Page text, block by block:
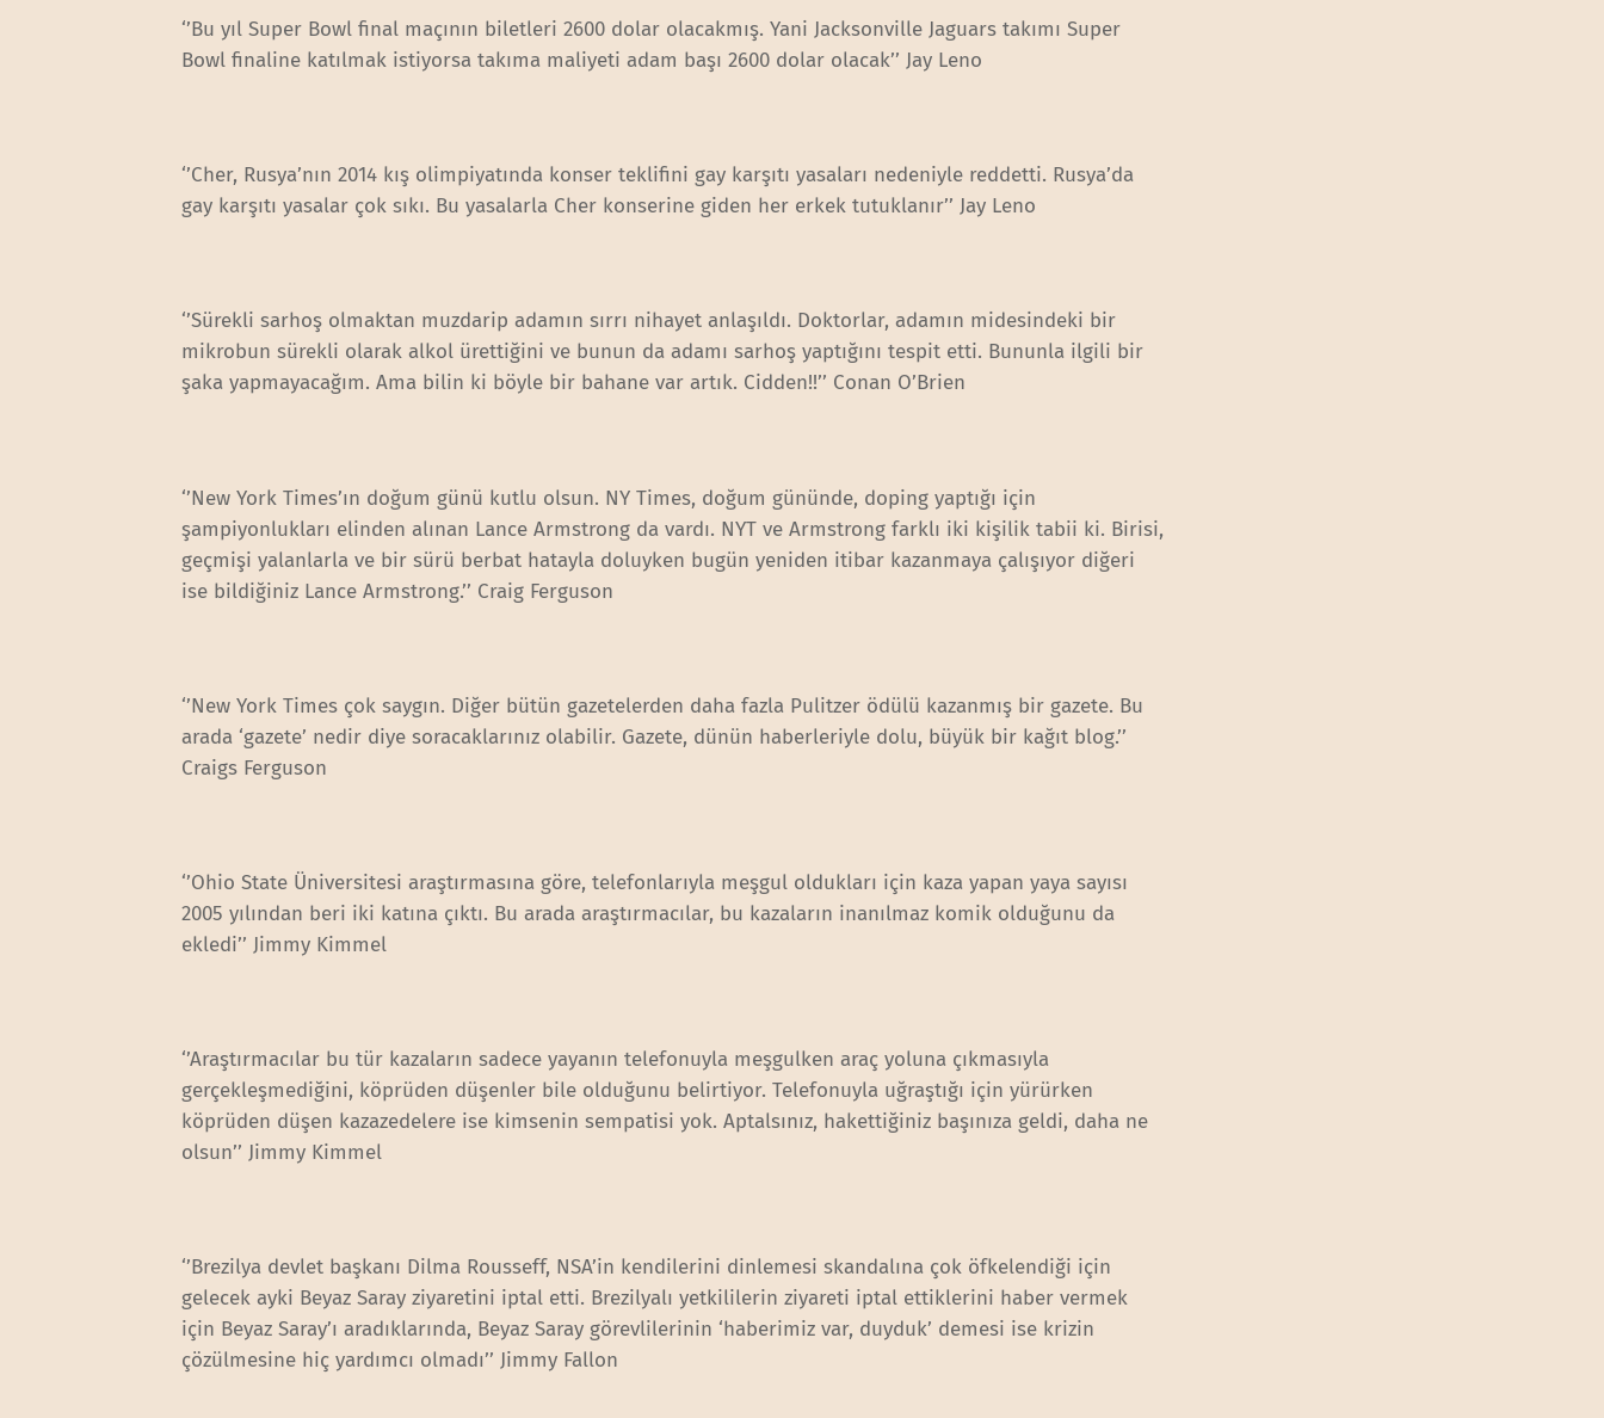
‘’Bu yıl Super Bowl final maçının biletleri 2600 dolar olacakmış. Yani Jacksonville Jaguars takımı Super
Bowl finaline katılmak istiyorsa takıma maliyeti adam başı 2600 dolar olacak’’ Jay Leno
‘’Cher, Rusya’nın 2014 kış olimpiyatında konser teklifini gay karşıtı yasaları nedeniyle reddetti. Rusya’da
gay karşıtı yasalar çok sıkı. Bu yasalarla Cher konserine giden her erkek tutuklanır’’ Jay Leno
‘’Sürekli sarhoş olmaktan muzdarip adamın sırrı nihayet anlaşıldı. Doktorlar, adamın midesindeki bir
mikrobun sürekli olarak alkol ürettiğini ve bunun da adamı sarhoş yaptığını tespit etti. Bununla ilgili bir
şaka yapmayacağım. Ama bilin ki böyle bir bahane var artık. Cidden!!’’ Conan O’Brien
‘’New York Times’ın doğum günü kutlu olsun. NY Times, doğum gününde, doping yaptığı için
şampiyonlukları elinden alınan Lance Armstrong da vardı. NYT ve Armstrong farklı iki kişilik tabii ki. Birisi,
geçmişi yalanlarla ve bir sürü berbat hatayla doluyken bugün yeniden itibar kazanmaya çalışıyor diğeri
ise bildiğiniz Lance Armstrong.’’ Craig Ferguson
‘’New York Times çok saygın. Diğer bütün gazetelerden daha fazla Pulitzer ödülü kazanmış bir gazete. Bu
arada ‘gazete’ nedir diye soracaklarınız olabilir. Gazete, dünün haberleriyle dolu, büyük bir kağıt blog.’’
Craigs Ferguson
‘’Ohio State Üniversitesi araştırmasına göre, telefonlarıyla meşgul oldukları için kaza yapan yaya sayısı
2005 yılından beri iki katına çıktı. Bu arada araştırmacılar, bu kazaların inanılmaz komik olduğunu da
ekledi’’ Jimmy Kimmel
‘’Araştırmacılar bu tür kazaların sadece yayanın telefonuyla meşgulken araç yoluna çıkmasıyla
gerçekleşmediğini, köprüden düşenler bile olduğunu belirtiyor. Telefonuyla uğraştığı için yürürken
köprüden düşen kazazedelere ise kimsenin sempatisi yok. Aptalsınız, hakettiğiniz başınıza geldi, daha ne
olsun’’ Jimmy Kimmel
‘’Brezilya devlet başkanı Dilma Rousseff, NSA’in kendilerini dinlemesi skandalına çok öfkelendiği için
gelecek ayki Beyaz Saray ziyaretini iptal etti. Brezilyalı yetkililerin ziyareti iptal ettiklerini haber vermek
için Beyaz Saray’ı aradıklarında, Beyaz Saray görevlilerinin ‘haberimiz var, duyduk’ demesi ise krizin
çözülmesine hiç yardımcı olmadı’’ Jimmy Fallon